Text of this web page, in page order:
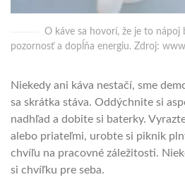
O káve sa hovorí, že je to nápoj
pozornosť a dopĺňa energiu. Zdroj:
Niekedy ani káva nestačí, sme
sa skrátka stáva. Oddýchnite si
nadhľad a dobite si baterky.
alebo priateľmi, urobte si piknik
chvíľu na pracovné záležitosti.
si chvíľku pre seba.